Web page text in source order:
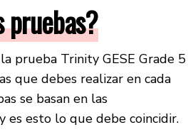
pruebas?
prueba Trinity GESE Grade 5
que debes realizar en cada
se basan en las
es esto lo que debe coincidir.